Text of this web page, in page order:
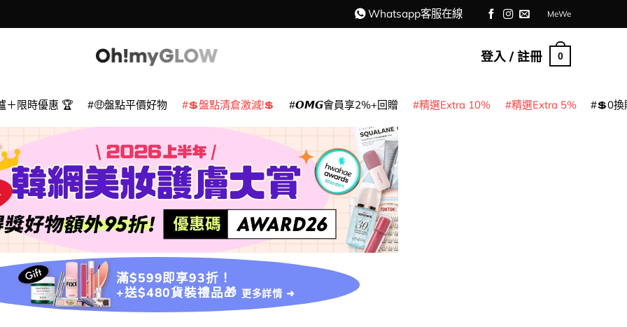
Whatsapp客服在線 MeWe
登入 / 註冊 0
＋限時優惠 🏆 🤑盤點平價好物 💲盤點清倉激減!💲 𝙊𝙈𝙂會員享2%+回贈 精選Extra 10% 精選Extra 5% 💲0換
滿$599即享93折！
+送$480貨裝禮品🎁 更多詳情 ➜